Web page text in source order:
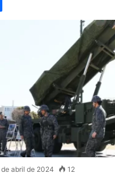
de abril de 2024 12